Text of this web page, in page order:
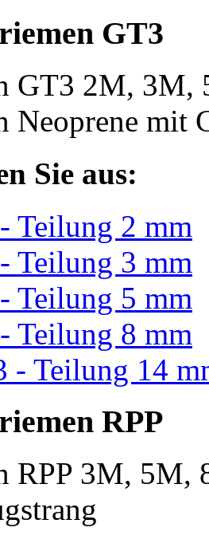
GT3
GT3 2M, 3M,
Neoprene mit
Sie aus:
Teilung 2 mm
Teilung 3 mm
Teilung 5 mm
Teilung 8 mm
- Teilung 14
RPP
RPP 3M, 5M,